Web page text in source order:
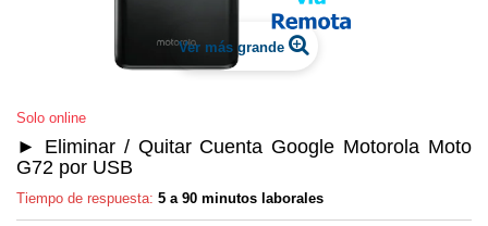
Ver más grande
Solo online
► Eliminar / Quitar Cuenta Google Motorola Moto
G72 por USB
Tiempo de respuesta: 5 a 90 minutos laborales